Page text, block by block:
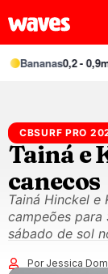
Bananas0,2 - 0,9m
CBSURF PRO
Tainá e
canecos
Tainá Hinckel e
campeões para
sábado de sol
Por Jessica